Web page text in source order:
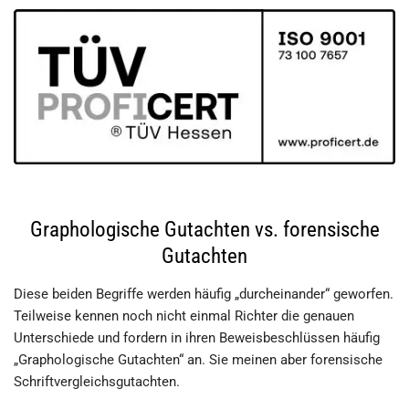
Graphologische Gutachten vs. forensische
Gutachten
Diese beiden Begriffe werden häufig „durcheinander“ geworfen.
Teilweise kennen noch nicht einmal Richter die genauen
Unterschiede und fordern in ihren Beweisbeschlüssen häufig
„Graphologische Gutachten“ an. Sie meinen aber forensische
Schriftvergleichsgutachten.